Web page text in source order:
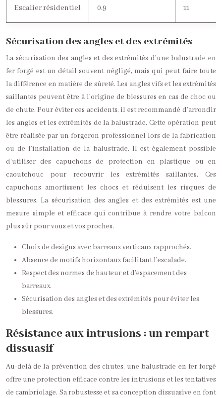
Escalier résidentiel 0.9 11
Sécurisation des angles et des extrémités
La sécurisation des angles et des extrémités d’une balustrade en
fer forgé est un détail souvent négligé, mais qui peut faire toute
la différence en matière de sûreté. Les angles vifs et les extrémités
saillantes peuvent être à l’origine de blessures en cas de choc ou
de chute. Pour éviter ces accidents, il est recommandé d’arrondir
les angles et les extrémités de la balustrade. Cette opération peut
être réalisée par un forgeron professionnel lors de la fabrication
ou de l’installation de la balustrade. Il est également possible
d’utiliser des capuchons de protection en plastique ou en
caoutchouc pour recouvrir les extrémités saillantes. Ces
capuchons amortissent les chocs et réduisent les risques de
blessures. La sécurisation des angles et des extrémités est une
mesure simple et efficace qui contribue à rendre votre balcon
plus sûr pour vous et vos proches.
Choix de designs avec barreaux verticaux rapprochés.
Absence de motifs horizontaux facilitant l’escalade.
Respect des normes de hauteur et d’espacement des
barreaux.
Sécurisation des angles et des extrémités pour éviter les
blessures.
Résistance aux intrusions : un rempart
dissuasif
Au-delà de la prévention des chutes, une balustrade en fer forgé
offre une protection efficace contre les intrusions et les tentatives
de cambriolage. Sa robustesse et sa conception dissuasive en font